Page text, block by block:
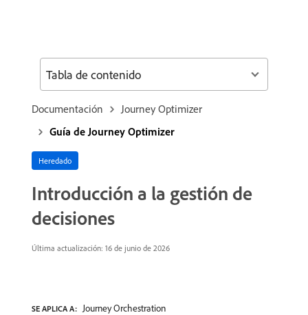
Documentación
Journey Optimizer
Guía de Journey Optimizer
Heredado
Introducción a la gestión de
decisiones
Última actualización: 16 de junio de 2026
SE APLICA A: Journey Orchestration
Tabla de contenido